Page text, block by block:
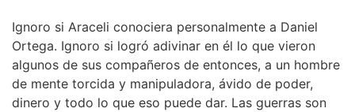
Ignoro si Araceli conociera personalmente a Daniel
Ortega. Ignoro si logró adivinar en él lo que vieron
algunos de sus compañeros de entonces, a un hombre
de mente torcida y manipuladora, ávido de poder,
dinero y todo lo que eso puede dar. Las guerras son